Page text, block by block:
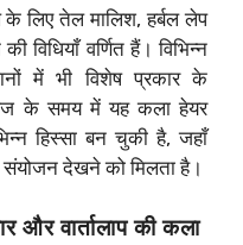
लिए तेल मालिश, हर्बल लेप
विधियाँ वर्णित हैं। विभिन्न
में भी विशेष प्रकार के
के समय में यह कला हेयर
हिस्सा बन चुकी है, जहाँ
देखने को मिलता है।
और वार्तालाप की कला